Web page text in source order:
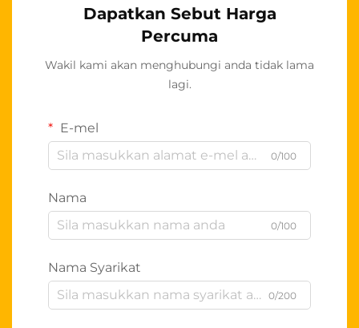
Dapatkan Sebut Harga
Percuma
Wakil kami akan menghubungi anda tidak lama
lagi.
E-mel
0/100
Nama
0/100
Nama Syarikat
0/200